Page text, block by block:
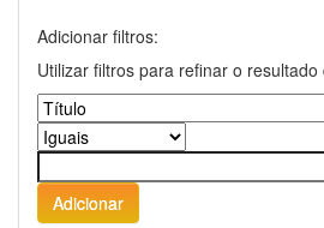
Adicionar filtros:
Utilizar filtros para refinar o resultado